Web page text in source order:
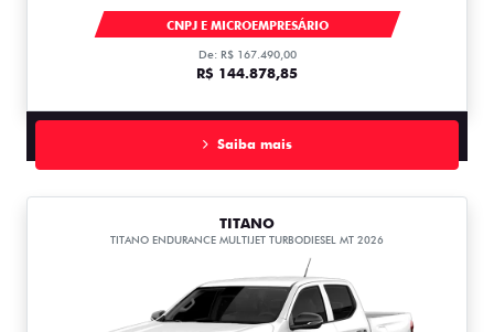
CNPJ E MICROEMPRESÁRIO
De: R$ 167.490,00
R$ 144.878,85
Saiba mais
TITANO
TITANO ENDURANCE MULTIJET TURBODIESEL MT 2026